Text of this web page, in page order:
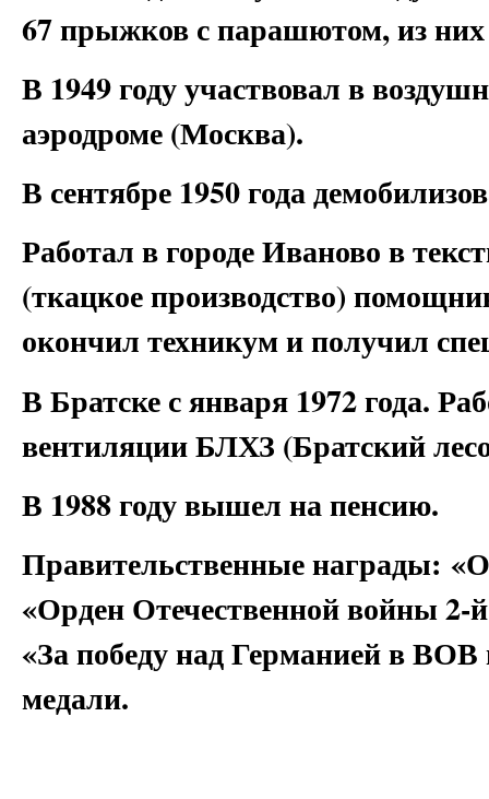
67 прыжков с парашютом, из них
В 1949 году участвовал в
аэродроме (Москва).
В сентябре 1950 года
Работал в городе Иваново в
(ткацкое производство)
окончил техникум и получил
В Братске с января 1972 года.
вентиляции БЛХЗ (Братский
В 1988 году вышел на пенсию.
Правительственные награды:
«Орден Отечественной войны 2-
«За победу над Германией в
медали.